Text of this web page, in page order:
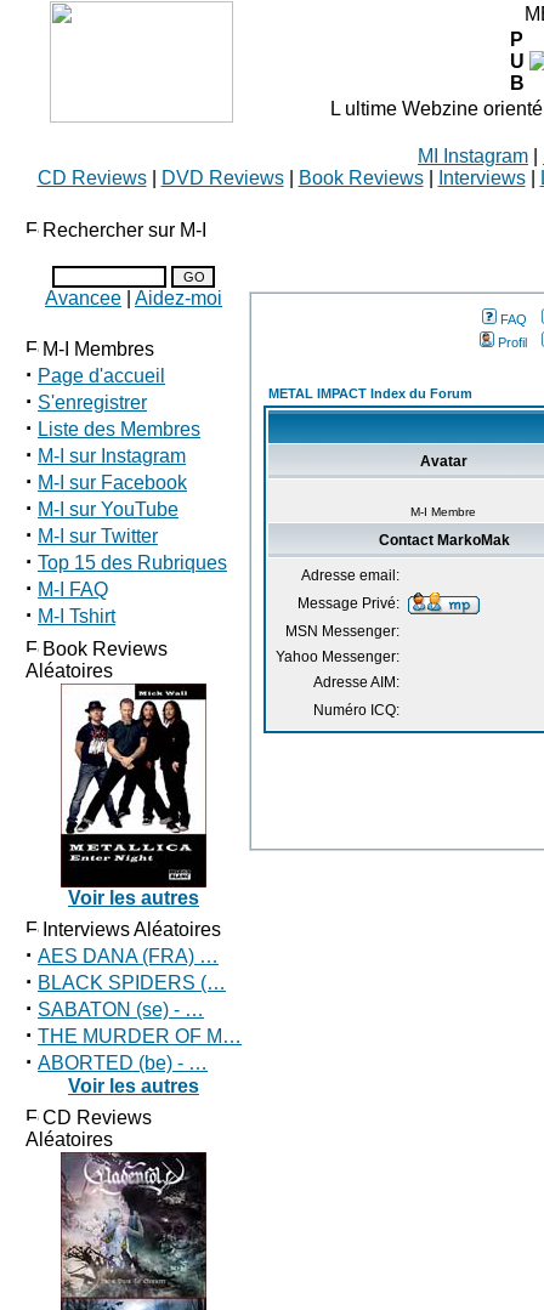
P
U
B
L ultime Webzine
MI Instagram
CD Reviews| DVD Reviews| Book Reviews| Interviews|
Rechercher sur M-I
Avancee Aidez-moi
M-I Membres
· Page d'accueil
· S'enregistrer
· Liste des Membres
· M-I sur Instagram
· M-I sur Facebook
· M-I sur YouTube
· M-I sur Twitter
· Top 15 des Rubriques
· M-I FAQ
· M-I Tshirt
Book Reviews
Aléatoires
Voir les autres
Interviews Aléatoires
· AES DANA (FRA) …
· BLACK SPIDERS (…
· SABATON (se) - …
· THE MURDER OF M…
· ABORTED (be) - …
Voir les autres
CD Reviews
Aléatoires
FAQ
Profil
METAL IMPACT Index du Forum
Avatar
M-I Membre
Contact MarkoMak
Adresse email:
Message Privé:
MSN Messenger:
Yahoo Messenger:
Adresse AIM:
Numéro ICQ: